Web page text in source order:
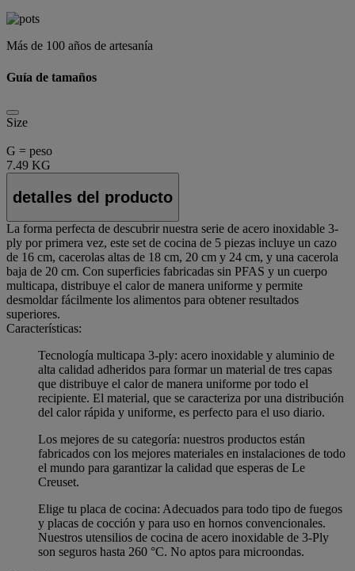
Más de 100 años de artesanía
Guía de tamaños
Size
G = peso
7.49 KG
detalles del producto
La forma perfecta de descubrir nuestra serie de acero inoxidable 3-
ply por primera vez, este set de cocina de 5 piezas incluye un cazo
de 16 cm, cacerolas altas de 18 cm, 20 cm y 24 cm, y una cacerola
baja de 20 cm. Con superficies fabricadas sin PFAS y un cuerpo
multicapa, distribuye el calor de manera uniforme y permite
desmoldar fácilmente los alimentos para obtener resultados
superiores.
Características:
Tecnología multicapa 3-ply: acero inoxidable y aluminio de
alta calidad adheridos para formar un material de tres capas
que distribuye el calor de manera uniforme por todo el
recipiente. El material, que se caracteriza por una distribución
del calor rápida y uniforme, es perfecto para el uso diario.
Los mejores de su categoría: nuestros productos están
fabricados con los mejores materiales en instalaciones de todo
el mundo para garantizar la calidad que esperas de Le
Creuset.
Elige tu placa de cocina: Adecuados para todo tipo de fuegos
y placas de cocción y para uso en hornos convencionales.
Nuestros utensilios de cocina de acero inoxidable de 3-Ply
son seguros hasta 260 °C. No aptos para microondas.